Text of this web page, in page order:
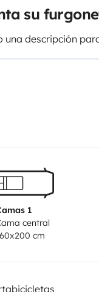
su
descripción
1
central
cm